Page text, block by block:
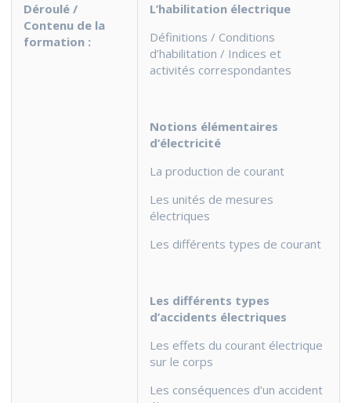
Déroulé /
Contenu de la
formation :
L’habilitation électrique
Définitions / Conditions
d’habilitation / Indices et
activités correspondantes
Notions élémentaires
d’électricité
La production de courant
Les unités de mesures
électriques
Les différents types de courant
Les différents types
d’accidents électriques
Les effets du courant électrique
sur le corps
Les conséquences d’un accident